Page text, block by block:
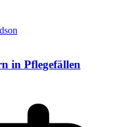
in Pflegefällen